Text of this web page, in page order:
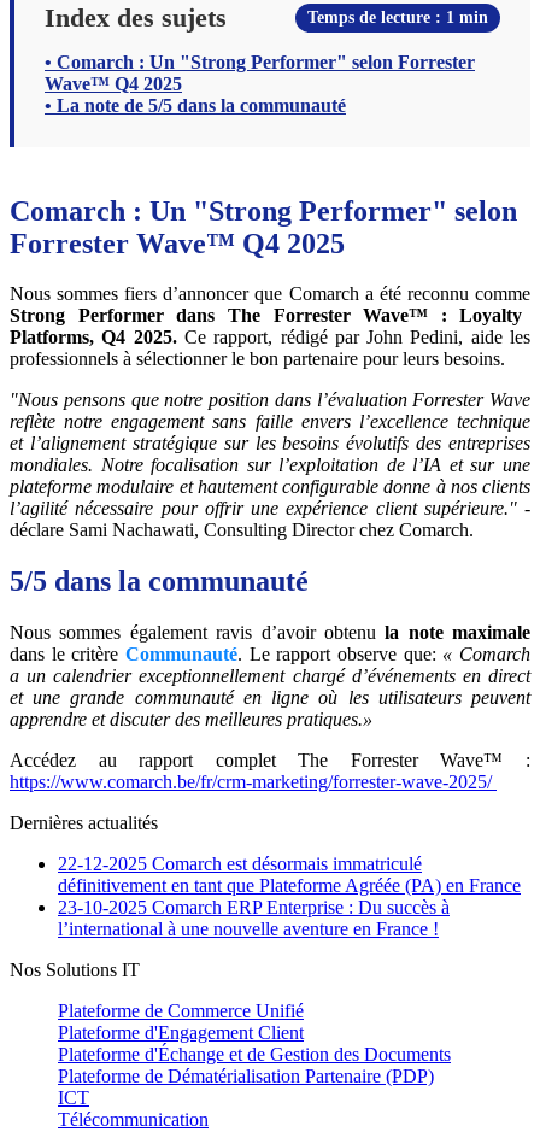
Index des sujets Temps de lecture : 1 min
• Comarch : Un "Strong Performer" selon Forrester
Wave™ Q4 2025
• La note de 5/5 dans la communauté
Comarch : Un "Strong Performer" selon
Forrester Wave™ Q4 2025
Nous sommes fiers d’annoncer que Comarch a été reconnu comme
Strong Performer dans The Forrester Wave™ : Loyalty
Platforms, Q4 2025.Ce rapport, rédigé par John Pedini, aide les
professionnels à sélectionner le bon partenaire pour leurs besoins.
"Nous pensons que notre position dans l’évaluation Forrester Wave
reflète notre engagement sans faille envers l’excellence technique
et l’alignement stratégique sur les besoins évolutifs des entreprises
mondiales. Notre focalisation sur l’exploitation de l’IA et sur une
plateforme modulaire et hautement configurable donne à nos clients
l’agilité nécessaire pour offrir une expérience client supérieure." -
déclare Sami Nachawati, Consulting Director chez Comarch.
5/5 dans la communauté
Nous sommes également ravis d’avoir obtenu la note maximale
dans le critère Communauté. Le rapport observe que: « Comarch
a un calendrier exceptionnellement chargé d’événements en direct
et une grande communauté en ligne où les utilisateurs peuvent
apprendre et discuter des meilleures pratiques.»
Accédez au rapport complet The Forrester Wave™ :
https://www.comarch.be/fr/crm-marketing/forrester-wave-2025/
Dernières actualités
22-12-2025 Comarch est désormais immatriculé
définitivement en tant que Plateforme Agréée (PA) en France
23-10-2025 Comarch ERP Enterprise : Du succès à
l’international à une nouvelle aventure en France !
Nos Solutions IT
Plateforme de Commerce Unifié
Plateforme d'Engagement Client
Plateforme d'Échange et de Gestion des Documents
Plateforme de Dématérialisation Partenaire (PDP)
ICT
Télécommunication